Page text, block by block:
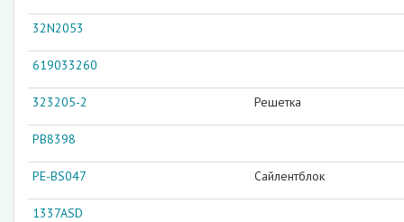
32N2053
619033260
323205-2 Решетка
PB8398
PE-BS047 Сайлентблок
1337ASD